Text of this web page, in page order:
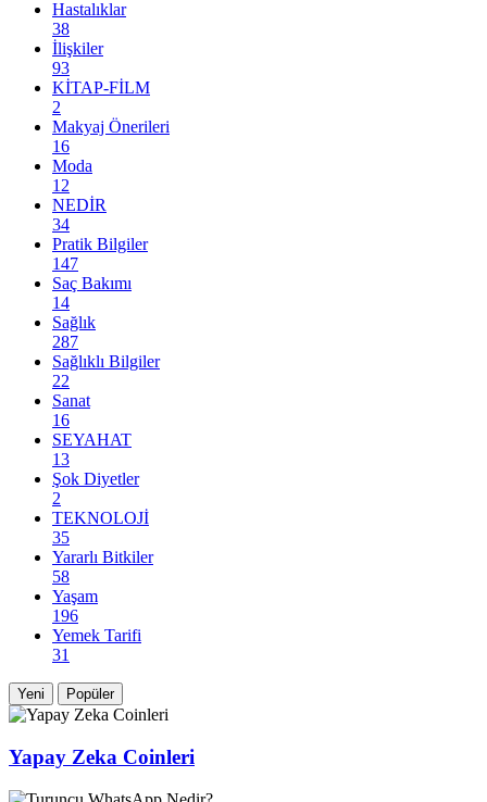
Hastalıklar
38
İlişkiler
93
KİTAP-FİLM
2
Makyaj Önerileri
16
Moda
12
NEDİR
34
Pratik Bilgiler
147
Saç Bakımı
14
Sağlık
287
Sağlıklı Bilgiler
22
Sanat
16
SEYAHAT
13
Şok Diyetler
2
TEKNOLOJİ
35
Yararlı Bitkiler
58
Yaşam
196
Yemek Tarifi
31
Yeni Popüler
Yapay Zeka Coinleri